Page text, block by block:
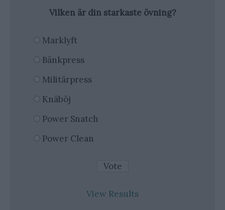
Vilken är din starkaste övning?
Marklyft
Bänkpress
Militärpress
Knäböj
Power Snatch
Power Clean
View Results